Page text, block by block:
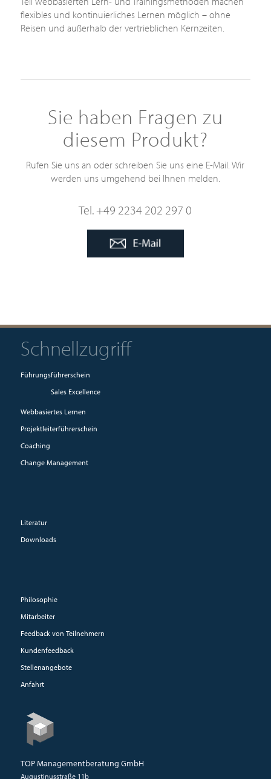
flexibles und kontinuierliches Lernen möglich – ohne
Reisen und außerhalb der vertrieblichen Kernzeiten.
Sie haben Fragen zu
diesem Produkt?
Rufen Sie uns an oder schreiben Sie uns eine E-Mail. Wir
werden uns umgehend bei Ihnen melden.
Tel. +49 2234 202 297 0
Schnellzugriff
Führungsführerschein
Sales Excellence
Webbasiertes Lernen
Projektleiterführerschein
Coaching
Change Management
Literatur
Downloads
Philosophie
Mitarbeiter
Feedback von Teilnehmern
Kundenfeedback
Stellenangebote
Anfahrt
TOP Managementberatung GmbH
Augustinusstraße 11b